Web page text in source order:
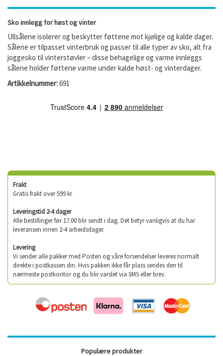
Sko innlegg for høst og vinter
Ullsålene isolerer og beskytter føttene mot kjølige og kalde dager.
Sålene er tilpasset vinterbruk og passer til alle typer av sko, alt fra
joggesko til vinterstøvler – disse behagelige og varme innleggs
sålene holder føttene varme under kalde høst- og vinterdager.
Artikkelnummer:691
Frakt
Gratis frakt over 599 kr
Leveringstid 2-4 dager
Alle bestillinger før 17.00 blir sendt i dag. Det betyr vanligvis at du har
leveransen innen 2-4 arbeidsdager.
Levering
Vi sender alle pakker med Posten og våre forsendelser leveres normalt
direkte i postkassen din. Hvis pakken ikke får plass sendes den til
nærmeste postkontor og du blir varslet via SMS eller brev.
Populære produkter